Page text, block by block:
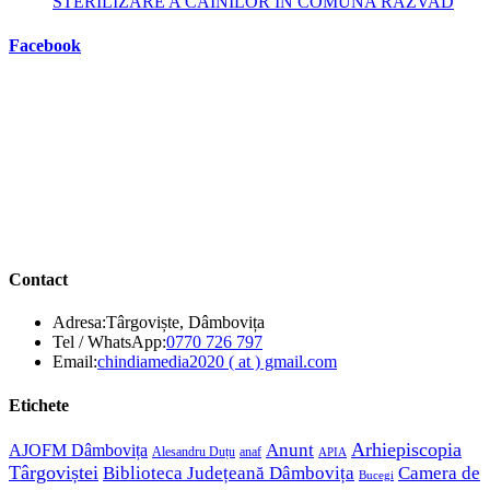
Facebook
Contact
Adresa:Târgoviște, Dâmbovița
Tel / WhatsApp:0770 726 797Opens
in
Email:chindiamedia2020 ( at ) gmail.comOpens
Etichete
AJOFM Dâmbovița Alesandru Duțu anaf Anunt APIA Arhiepiscopia
Târgoviștei Biblioteca Județeană Dâmbovița Bucegi Camera de